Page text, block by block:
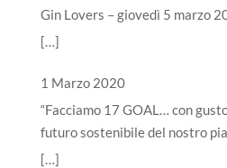
Gin Lovers – giovedì 5 marzo
[…]
1 Marzo 2020
“Facciamo 17 GOAL… con
futuro sostenibile del nostro
[…]